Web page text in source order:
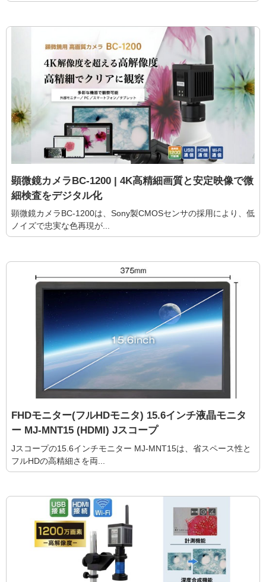
顕微鏡カメラBC-1200 | 4K高精細画質と安定映像で微
細検査をデジタル化
顕微鏡カメラBC-1200は、Sony製CMOSセンサの採用により、低
ノイズで忠実な色再現が...
FHDモニター(フルHDモニタ) 15.6インチ液晶モニタ
ー MJ-MNT15 (HDMI) Jスコープ
Jスコープの15.6インチモニター MJ-MNT15は、省スペース性と
フルHDの高精細さを両...